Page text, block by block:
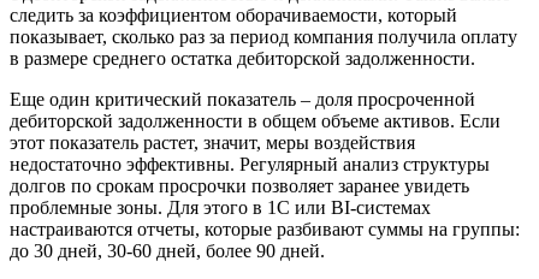
следить за коэффициентом оборачиваемости, который
показывает, сколько раз за период компания получила оплату
в размере среднего остатка дебиторской задолженности.
Еще один критический показатель – доля просроченной
дебиторской задолженности в общем объеме активов. Если
этот показатель растет, значит, меры воздействия
недостаточно эффективны. Регулярный анализ структуры
долгов по срокам просрочки позволяет заранее увидеть
проблемные зоны. Для этого в 1C или BI-системах
настраиваются отчеты, которые разбивают суммы на группы:
до 30 дней, 30-60 дней, более 90 дней.